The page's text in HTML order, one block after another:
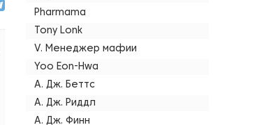
Pharmama
Tony Lonk
V. Менеджер мафии
Yoo Eon-Hwa
А. Дж. Беттс
А. Дж. Риддл
А. Дж. Финн